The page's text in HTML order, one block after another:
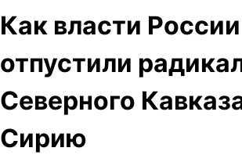
Как власти России
отпустили
Северного
Сирию